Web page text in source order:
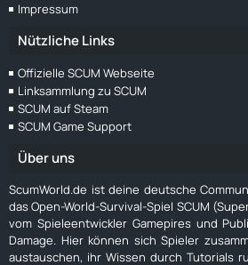
Impressum
Nützliche Links
Offizielle SCUM Webseite
Linksammlung zu SCUM
SCUM auf Steam
SCUM Game Support
Über uns
ScumWorld.de ist deine deutsche
das Open-World-Survival-Spiel SCUM
vom Spieleentwickler Gamepires und
Damage. Hier können sich Spieler
austauschen, ihr Wissen durch Tutorials